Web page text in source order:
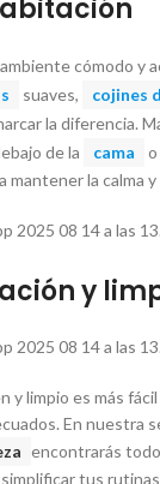
cómodo y
suaves, cojines
la diferencia.
de la cama o
mantener la calma
y
y limpio es más
En nuestra
encontrarás
tus